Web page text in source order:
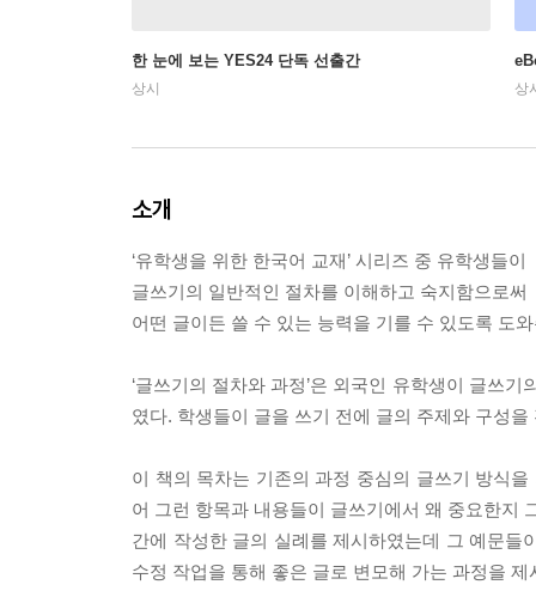
한 눈에 보는 YES24 단독 선출간
상시 상
소개
‘유학생을 위한 한국어 교재’ 시리즈 중 유학생들이
글쓰기의 일반적인 절차를 이해하고 숙지함으로써
어떤 글이든 쓸 수 있는 능력을 기를 수 있도록 도
‘글쓰기의 절차와 과정’은 외국인 유학생이 글쓰
였다. 학생들이 글을 쓰기 전에 글의 주제와 구성
이 책의 목차는 기존의 과정 중심의 글쓰기 방식
어 그런 항목과 내용들이 글쓰기에서 왜 중요한지
간에 작성한 글의 실례를 제시하였는데 그 예문
수정 작업을 통해 좋은 글로 변모해 가는 과정을 제